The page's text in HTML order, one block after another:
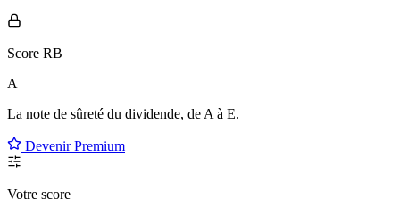
Score RB
A
La note de sûreté du dividende, de A à E.
Devenir Premium
Votre score